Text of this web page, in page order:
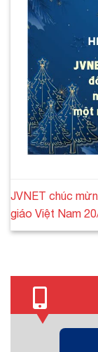
JVNET chúc
giáo Việt Nam